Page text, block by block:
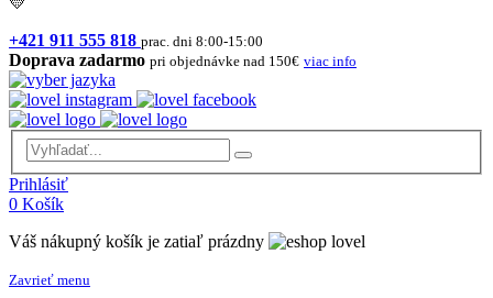
+421 911 555 818 prac. dni 8:00-15:00
Doprava zadarmo pri objednávke nad 150€ viac info
Prihlásiť
0 Košík
Váš nákupný košík je zatiaľ prázdny
Zavrieť menu